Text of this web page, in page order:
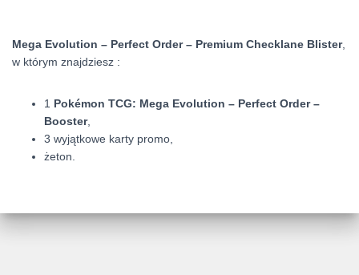
Mega Evolution – Perfect Order – Premium Checklane Blister,
w którym znajdziesz :
1 Pokémon TCG: Mega Evolution – Perfect Order –
Booster,
3 wyjątkowe karty promo,
żeton.